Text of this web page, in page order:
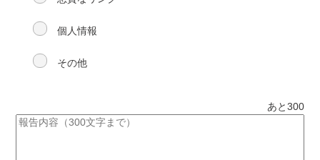
個人情報
その他
あと300